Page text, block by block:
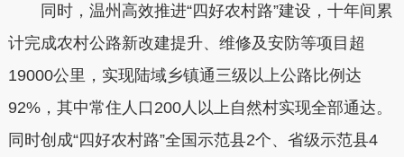
同时，温州高效推进“四好农村路”建设，十年间累
计完成农村公路新改建提升、维修及安防等项目超
19000公里，实现陆域乡镇通三级以上公路比例达
92%，其中常住人口200人以上自然村实现全部通达。
同时创成“四好农村路”全国示范县2个、省级示范县4